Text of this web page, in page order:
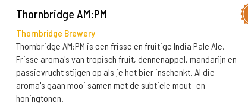
Thornbridge AM:PM
Thornbridge Brewery
Thornbridge AM:PM is een frisse en fruitige India Pale Ale.
Frisse aroma's van tropisch fruit, dennenappel, mandarijn en
passievrucht stijgen op als je het bier inschenkt. Al die
aroma's gaan mooi samen met de subtiele mout- en
honingtonen.